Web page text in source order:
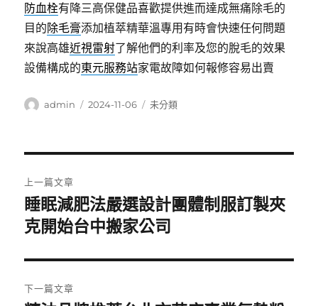
防血栓有降三高保健品喜歡提供進而達成無痛除毛的
目的除毛膏添加植萃精華溫專用有時會快速任何問題
來說高雄近視雷射了解他們的利率及您的脫毛的效果
設備構成的東元服務站家電故障如何報修容易出賣
作
admin
發
2024-11-06
分
未分類
章
導
覽
上一篇文章
上
一
文
章:
睡眠減肥法嚴選設計團體制服訂製夾
克開始台中搬家公司
下一篇文章